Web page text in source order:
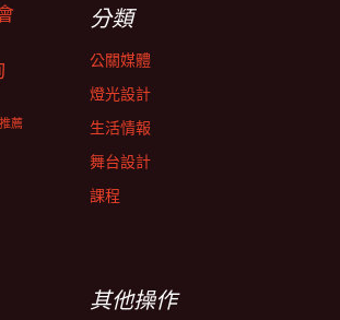
薦
分類
公關媒體
燈光設計
生活情報
舞台設計
課程
其他操作